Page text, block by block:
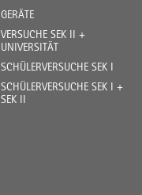
GERÄTE
VERSUCHE SEK II +
UNIVERSITÄT
SCHÜLERVERSUCHE SEK I
SCHÜLERVERSUCHE SEK I +
SEK II